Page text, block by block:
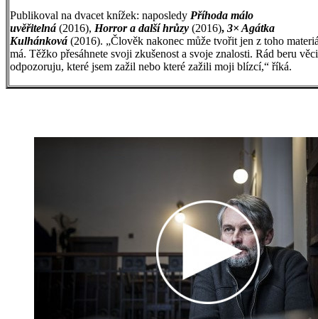
Publikoval na dvacet knížek: naposledy Příhoda málo
uvěřitelná (2016), Horror a další hrůzy (2016), 3× Agátka
Kulhánková (2016). „Člověk nakonec může tvořit jen z toho
má. Těžko přesáhnete svoji zkušenost a svoje znalosti. Rád beru
odpozoruju, které jsem zažil nebo které zažili moji blízcí,“ říká.